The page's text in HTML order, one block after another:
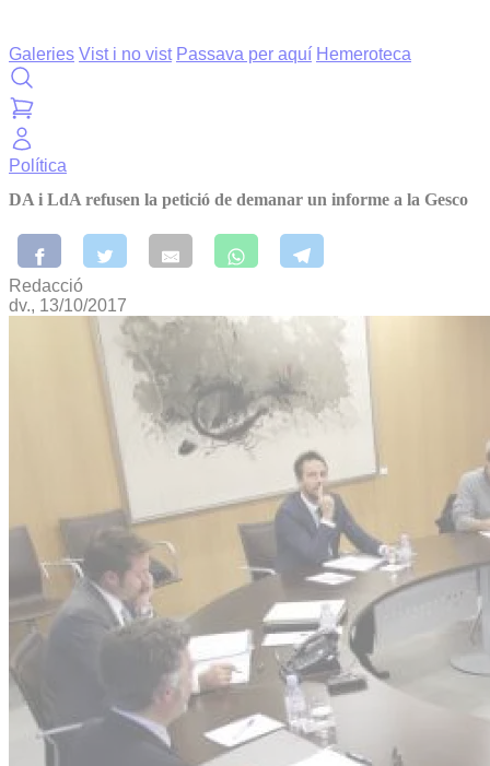
Galeries Vist i no vist Passava per aquí Hemeroteca
Política
DA i LdA refusen la petició de demanar un informe a la Gesco
Redacció
dv., 13/10/2017